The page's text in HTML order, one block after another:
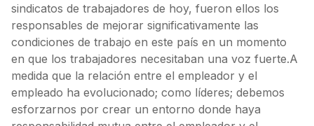
sindicatos de trabajadores de hoy, fueron ellos los
responsables de mejorar significativamente las
condiciones de trabajo en este país en un momento
en que los trabajadores necesitaban una voz fuerte.A
medida que la relación entre el empleador y el
empleado ha evolucionado; como líderes; debemos
esforzarnos por crear un entorno donde haya